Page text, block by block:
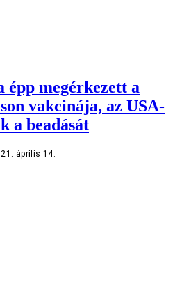
megérkezett a
vakcinája, az USA-
a beadását
április 14.